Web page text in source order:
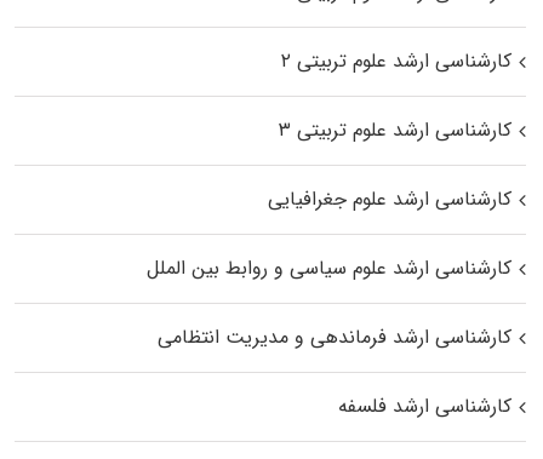
کارشناسی ارشد علوم تربیتی ۲
کارشناسی ارشد علوم تربیتی ۳
کارشناسی ارشد علوم جغرافیایی
کارشناسی ارشد علوم سیاسی و روابط بین الملل
کارشناسی ارشد فرماندهی و مدیریت انتظامی
کارشناسی ارشد فلسفه